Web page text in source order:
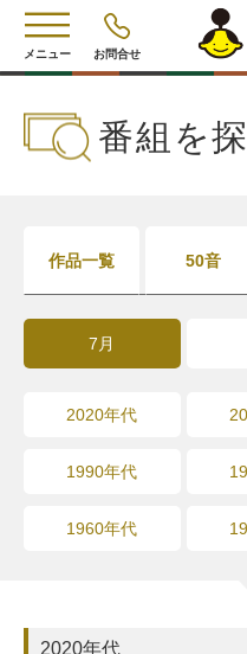
メニュー お問合せ
番組を
作品一覧 50音
7月
2020年代
1990年代
1960年代
2020年代